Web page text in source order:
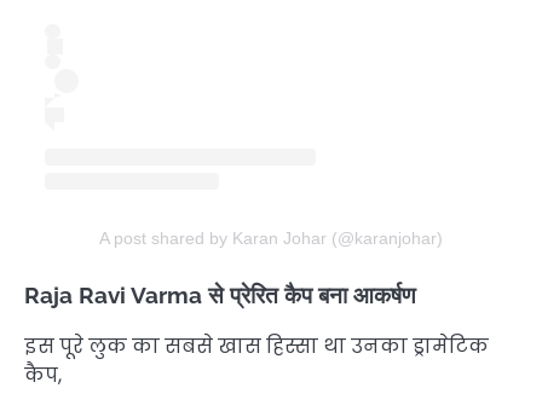
A post shared by Karan Johar (@karanjohar)
Raja Ravi Varma से प्रेरित कैप बना आकर्षण
इस पूरे लुक का सबसे खास हिस्सा था उनका ड्रामेटिक
कैप,